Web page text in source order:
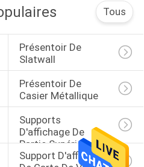
Tous
Présentoir De
Slatwall
Présentoir De
Casier Métallique
Supports
D'affichage De
Partie Supérieure Du
Comptoir
Support D'affichage